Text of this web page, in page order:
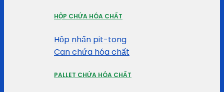
HỘP CHỨA HÓA CHẤT
Hộp nhấn pit-tong
Can chứa hóa chất
PALLET CHỨA HÓA CHẤT